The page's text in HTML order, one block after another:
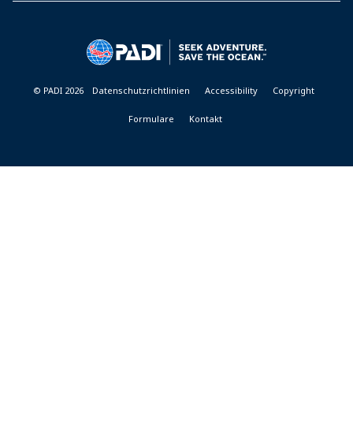
© PADI 2026 Datenschutzrichtlinien Accessibility Copyright
Formulare Kontakt